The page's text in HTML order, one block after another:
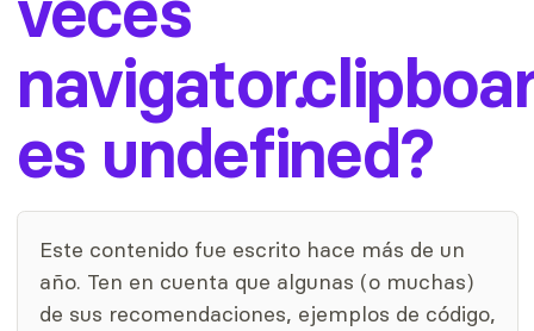
es undefined?
Este contenido fue escrito hace más de un
año. Ten en cuenta que algunas (o muchas)
de sus recomendaciones, ejemplos de código,